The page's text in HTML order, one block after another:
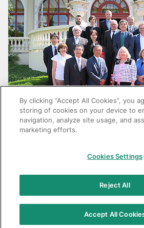
中尾会長（中央左）とFDIの皆様
© 2026 GC Corp. 無断転載禁止
個人情報保護方針
By clicking “Accept All Cookies”, you
storing of cookies on your device to
navigation, analyze site usage, and
marketing efforts.
Cookies Settings
Reject All
Accept All